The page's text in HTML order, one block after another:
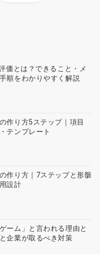
価とは？できること・メ
順をわかりやすく解説
作り方5ステップ｜項目
テンプレート
作り方｜7ステップと形骸
設計
ーム」と言われる理由と
企業が取るべき対策